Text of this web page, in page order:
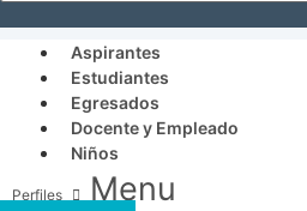
Aspirantes
Estudiantes
Egresados
Docente y Empleado
Niños
Menu